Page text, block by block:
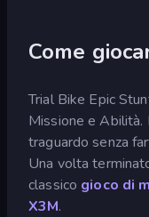
Come
Trial Bike Epic
Missione e
traguardo senza
Una volta
classico gioco di
X3M.